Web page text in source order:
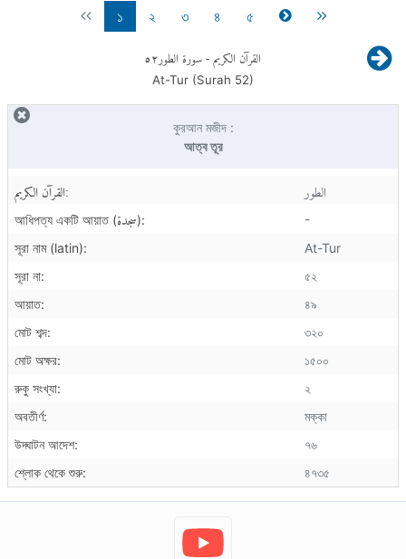
১ ২ ৩ ৪ ৫
القرآن الكريم- سورة الطور٥٢
At-Tur (Surah 52)
কুরআন মজীদ :
আত্ব তূর
القرآن الكريم: الطور
আধিপত্য একটি আয়াত (سجدة):
-
সূরা নাম (latin):
At-Tur
সূরা না:
৫২
আয়াত:
৪৯
মোট শব্দ:
৩২০
মোট অক্ষর:
১৫০০
রুকু সংখ্যা:
২
অবতীর্ণ:
মক্কা
উদ্ঘাটন আদেশ:
৭৬
শ্লোক থেকে শুরু:
৪৭৩৫